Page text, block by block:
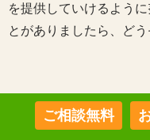
を提供していけるよう
とがありましたら、ど
ご相談無料